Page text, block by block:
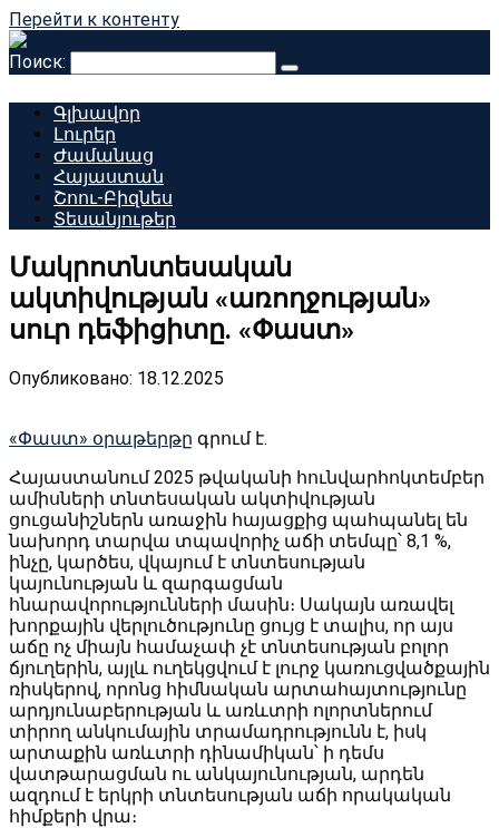
Перейти к контенту
Поиск:
Գլխավոր
Լուրեր
Ժամանաց
Հայաստան
Շոու-Բիզնես
Տեսանյութեր
Մակրոտնտեսական
ակտիվության «առողջության»
սուր դեֆիցիտը. «Փաստ»
Опубликовано: 18.12.2025
«Փաստ» օրաթերթը գրում է.
Հայաստանում 2025 թվականի հունվարհոկտեմբեր
ամիսների տնտեսական ակտիվության
ցուցանիշներն առաջին հայացքից պահպանել են
նախորդ տարվա տպավորիչ աճի տեմպը՝ 8,1 %,
ինչը, կարծես, վկայում է տնտեսության
կայունության և զարգացման
հնարավորությունների մասին։ Սակայն առավել
խորքային վերլուծությունը ցույց է տալիս, որ այս
աճը ոչ միայն համաչափ չէ տնտեսության բոլոր
ճյուղերին, այլև ուղեկցվում է լուրջ կառուցվածքային
ռիսկերով, որոնց հիմնական արտահայտությունը
արդյունաբերության և առևտրի ոլորտներում
տիրող անկումային տրամադրությունն է, իսկ
արտաքին առևտրի դինամիկան՝ ի դեմս
վատթարացման ու անկայունության, արդեն
ազդում է երկրի տնտեսության աճի որակական
հիմքերի վրա։